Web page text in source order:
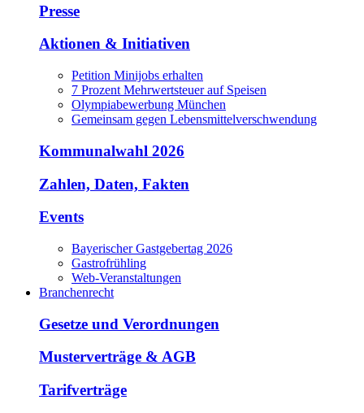
Presse
Aktionen & Initiativen
Petition Minijobs erhalten
7 Prozent Mehrwertsteuer auf Speisen
Olympiabewerbung München
Gemeinsam gegen Lebensmittelverschwendung
Kommunalwahl 2026
Zahlen, Daten, Fakten
Events
Bayerischer Gastgebertag 2026
Gastrofrühling
Web-Veranstaltungen
Branchenrecht
Gesetze und Verordnungen
Musterverträge & AGB
Tarifverträge